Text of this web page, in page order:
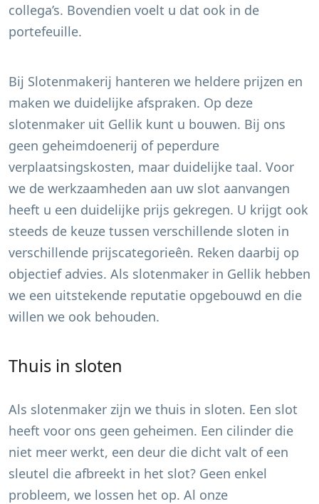
collega’s. Bovendien voelt u dat ook in de
portefeuille.
Bij Slotenmakerij hanteren we heldere prijzen en
maken we duidelijke afspraken. Op deze
slotenmaker uit Gellik kunt u bouwen. Bij ons
geen geheimdoenerij of peperdure
verplaatsingskosten, maar duidelijke taal. Voor
we de werkzaamheden aan uw slot aanvangen
heeft u een duidelijke prijs gekregen. U krijgt ook
steeds de keuze tussen verschillende sloten in
verschillende prijscategorieên. Reken daarbij op
objectief advies. Als slotenmaker in Gellik hebben
we een uitstekende reputatie opgebouwd en die
willen we ook behouden.
Thuis in sloten
Als slotenmaker zijn we thuis in sloten. Een slot
heeft voor ons geen geheimen. Een cilinder die
niet meer werkt, een deur die dicht valt of een
sleutel die afbreekt in het slot? Geen enkel
probleem, we lossen het op. Al onze